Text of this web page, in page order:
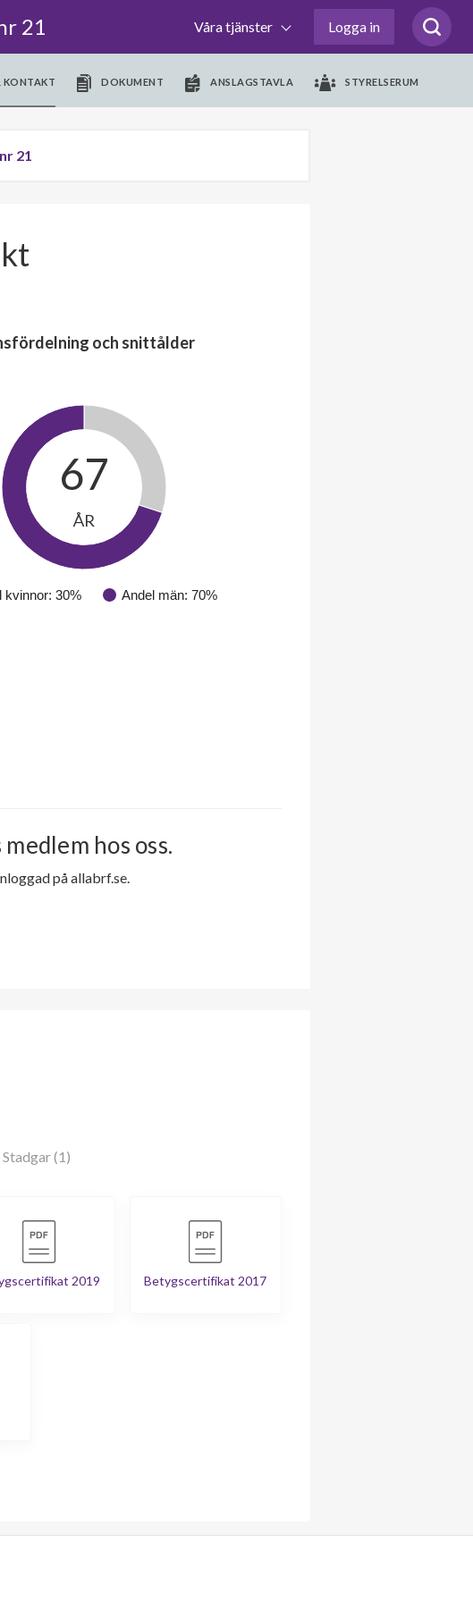
21 Våra tjänster Logga in
KONTAKT DOKUMENT ANSLAGSTAVLA STYRELSERUM
21
och snittålder
kvinnor: 30% Andel män: 70%
67
ÅR
hos oss.
på allabrf.se.
Stadgar (1)
2019 Betygscertifikat 2017